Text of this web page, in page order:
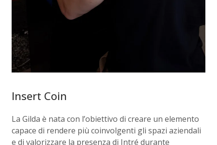
Insert Coin
La Gilda è nata con l’obiettivo di creare un elemento
capace di rendere più coinvolgenti gli spazi aziendali
e di valorizzare la presenza di Intré durante